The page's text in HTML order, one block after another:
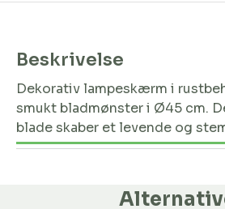
Beskrivelse
Dekorativ lampeskærm i
smukt bladmønster i Ø45 cm.
blade skaber et levende og